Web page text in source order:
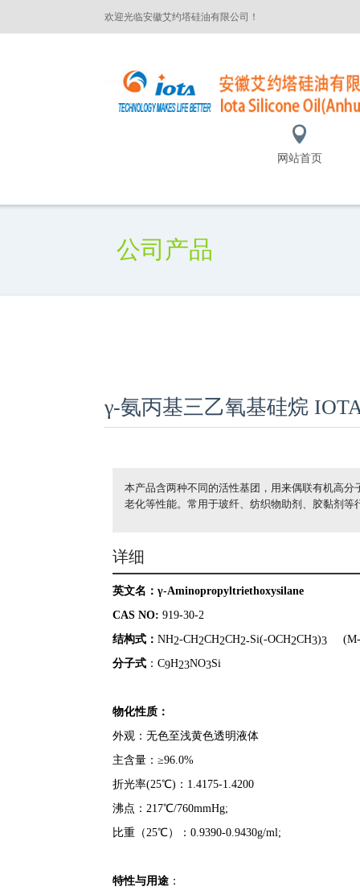
欢迎光临安徽艾约塔硅油有限公司！
网站首页
公司产品
γ-氨丙基三乙氧基硅烷
本产品含两种不同的活性基团，用来偶联有机高
老化等性能。常用于玻纤、纺织物助剂、胶黏剂等
详细
英文名： γ-Aminopropyltriethoxysilane
CAS NO: 919-30-2
结构式： NH2-CH2CH2CH2-Si(-OCH2CH3)3
分子式 ：C9H23NO3Si
物化性质：
外观：无色至浅黄色透明液体
主含量：≥96.0%
折光率(25℃)：1.4175-1.4200
沸点：217℃/760mmHg;
比重（25℃）：0.9390-0.9430g/ml;
特性与用途 ：